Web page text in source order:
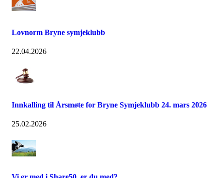
Lovnorm Bryne symjeklubb
22.04.2026
Innkalling til Årsmøte for Bryne Symjeklubb 24. mars 2026
25.02.2026